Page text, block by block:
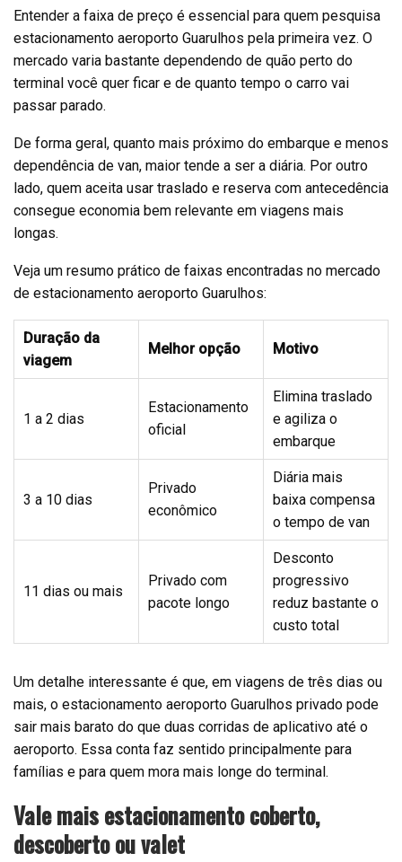
Entender a faixa de preço é essencial para quem pesquisa
estacionamento aeroporto Guarulhos pela primeira vez. O
mercado varia bastante dependendo de quão perto do
terminal você quer ficar e de quanto tempo o carro vai
passar parado.
De forma geral, quanto mais próximo do embarque e menos
dependência de van, maior tende a ser a diária. Por outro
lado, quem aceita usar traslado e reserva com antecedência
consegue economia bem relevante em viagens mais
longas.
Veja um resumo prático de faixas encontradas no mercado
de estacionamento aeroporto Guarulhos:
Duração da
viagem
Melhor opção Motivo
1 a 2 dias
Estacionamento
oficial
Elimina traslado
e agiliza o
embarque
3 a 10 dias
Privado
econômico
Diária mais
baixa compensa
o tempo de van
11 dias ou mais
Privado com
pacote longo
Desconto
progressivo
reduz bastante o
custo total
Um detalhe interessante é que, em viagens de três dias ou
mais, o estacionamento aeroporto Guarulhos privado pode
sair mais barato do que duas corridas de aplicativo até o
aeroporto. Essa conta faz sentido principalmente para
famílias e para quem mora mais longe do terminal.
Vale mais estacionamento coberto,
descoberto ou valet